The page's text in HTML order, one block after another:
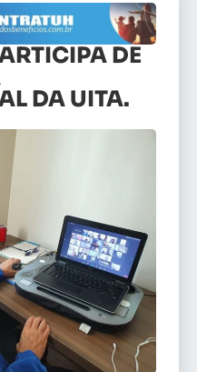
DE
DA UITA.